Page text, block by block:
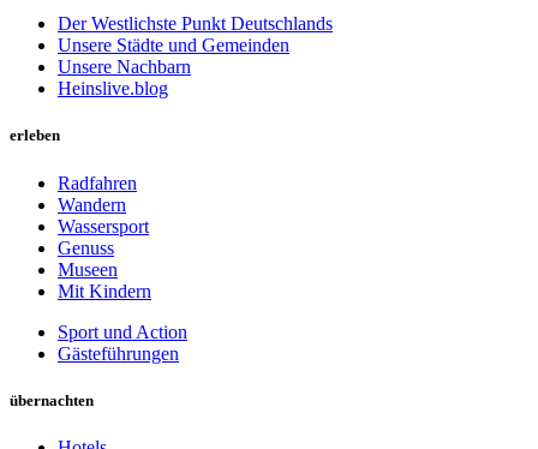
Der Westlichste Punkt Deutschlands
Unsere Städte und Gemeinden
Unsere Nachbarn
Heinslive.blog
erleben
Radfahren
Wandern
Wassersport
Genuss
Museen
Mit Kindern
Sport und Action
Gästeführungen
übernachten